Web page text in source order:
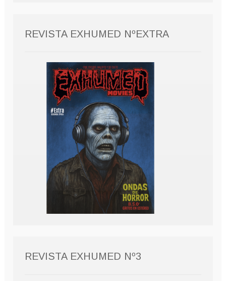
REVISTA EXHUMED NºEXTRA
REVISTA EXHUMED Nº3